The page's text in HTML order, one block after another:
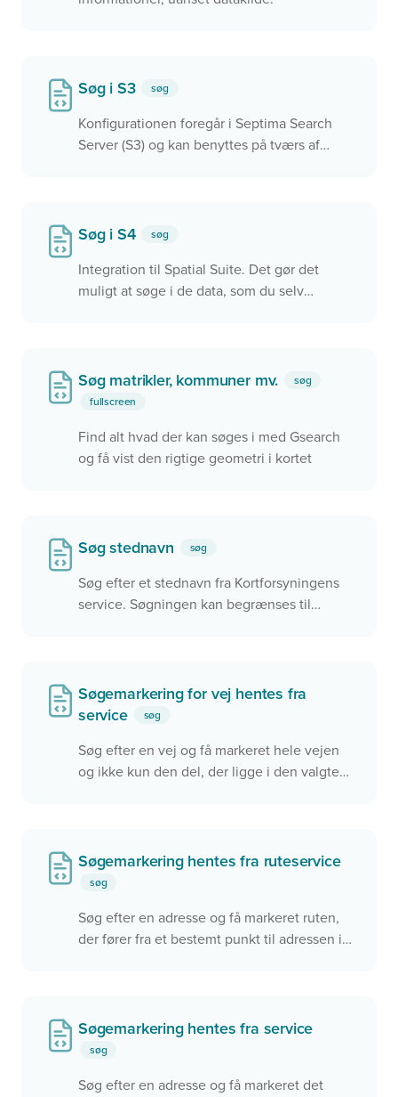
Søg i S3 søg
Konfigurationen foregår i Septima Search
Server (S3) og kan benyttes på tværs af
Søg i S4 søg
Integration til Spatial Suite. Det gør det
muligt at søge i de data, som du selv
Søg matrikler, kommuner mv.
søg
fullscreen
Find alt hvad der kan søges i med Gsearch
og få vist den rigtige geometri i kortet
Søg stednavn søg
Søg efter et stednavn fra Kortforsyningens
service. Søgningen kan begrænses til
Søgemarkering for vej hentes fra
service
søg
Søg efter en vej og få markeret hele vejen
og ikke kun den del, der ligge i den valgte
også være en anden service, der blev
benyttet.
servicen skal bruges.
Søgemarkering hentes fra ruteservice
søg
Søg efter en adresse og få markeret ruten,
der fører fra et bestemt punkt til adressen i
Søgemarkering hentes fra service
søg
Søg efter en adresse og få markeret det